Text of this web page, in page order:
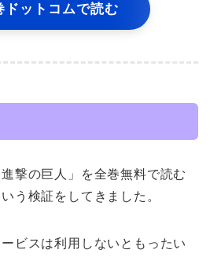
ドットコムで読む
撃の巨人」を全巻無料で読む
う検証をしてきました。
ビスは利用しないともったい